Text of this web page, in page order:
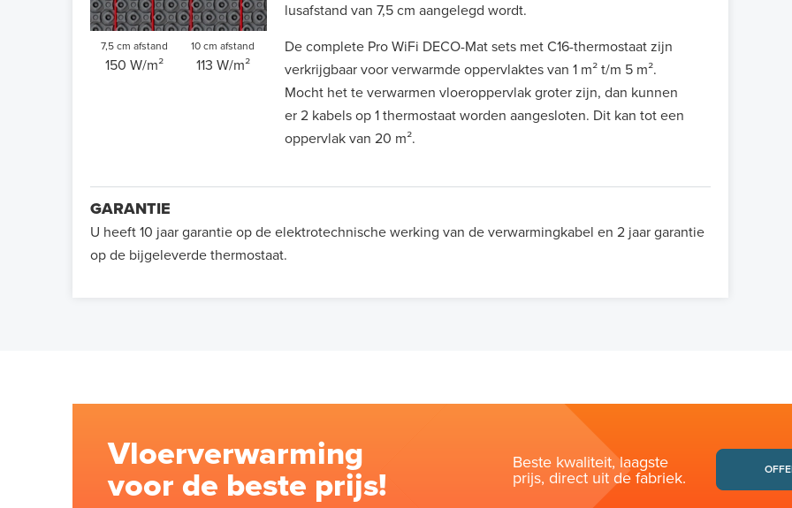
7,5 cm afstand
150 W/m²
10 cm afstand
113 W/m²
lusafstand van 7,5 cm aangelegd wordt.
De complete Pro WiFi DECO-Mat sets met C16-thermostaat zijn
verkrijgbaar voor verwarmde oppervlaktes van 1 m² t/m 5 m².
Mocht het te verwarmen vloeroppervlak groter zijn, dan kunnen
er 2 kabels op 1 thermostaat worden aangesloten. Dit kan tot een
oppervlak van 20 m².
GARANTIE
U heeft 10 jaar garantie op de elektrotechnische werking van de verwarmingkabel en 2 jaar garantie
op de bijgeleverde thermostaat.
Vloerverwarming
voor de beste prijs!
Beste kwaliteit, laagste
prijs, direct uit de fabriek.